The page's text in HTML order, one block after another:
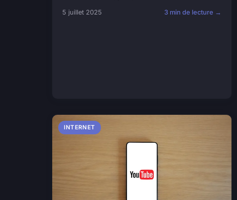
5 juillet 2025 3 min de lecture →
INTERNET